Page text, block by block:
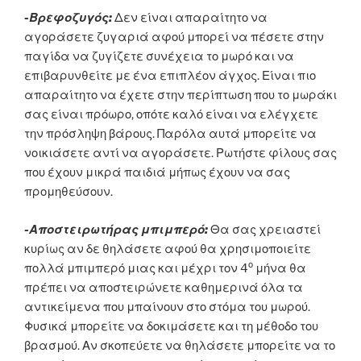
-Βρεφοζυγός:Δεν είναι απαραίτητο να
αγοράσετε ζυγαριά αφού μπορεί να πέσετε στην
παγίδα να ζυγίζετε συνέχεια το μωρό και να
επιβαρυνθείτε με ένα επιπλέον άγχος. Είναι πιο
απαραίτητο να έχετε στην περίπτωση που το μωράκι
σας είναι πρόωρο, οπότε καλό είναι να ελέγχετε
την πρόσληψη βάρους. Παρόλα αυτά μπορείτε να
νοικιάσετε αντί να αγοράσετε. Ρωτήστε φίλους σας
που έχουν μικρά παιδιά μήπως έχουν να σας
προμηθεύσουν.
-Αποστειρωτήρας μπιμπερό:Θα σας χρειαστεί
κυρίως αν δε θηλάσετε αφού θα χρησιμοποιείτε
πολλά μπιμπερό μιας και μέχρι τον 4ο μήνα θα
πρέπει να αποστειρώνετε καθημερινά όλα τα
αντικείμενα που μπαίνουν στο στόμα του μωρού.
Φυσικά μπορείτε να δοκιμάσετε και τη μέθοδο του
βρασμού. Αν σκοπεύετε να θηλάσετε μπορείτε να το